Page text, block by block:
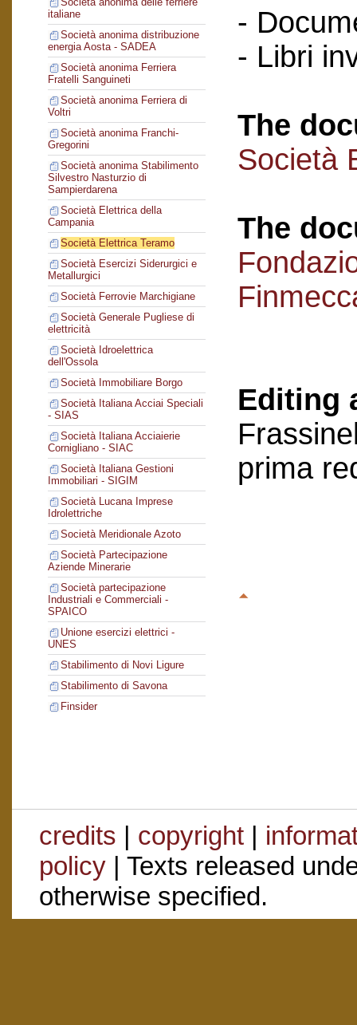
italiane
Società anonima distribuzione
energia Aosta - SADEA
Società anonima Ferriera
Fratelli Sanguineti
Società anonima Ferriera di
Voltri
Società anonima Franchi-
Gregorini
Società anonima Stabilimento
Silvestro Nasturzio di
Sampierdarena
Società Elettrica della
Campania
Società Elettrica Teramo
Società Esercizi Siderurgici e
Metallurgici
Società Ferrovie Marchigiane
Società Generale Pugliese di
elettricità
Società Idroelettrica
dell'Ossola
Società Immobiliare Borgo
Società Italiana Acciai Speciali
- SIAS
Società Italiana Acciaierie
Cornigliano - SIAC
Società Italiana Gestioni
Immobiliari - SIGIM
Società Lucana Imprese
Idrolettriche
Società Meridionale Azoto
Società Partecipazione
Aziende Minerarie
Società partecipazione
Industriali e Commerciali -
SPAICO
Unione esercizi elettrici -
UNES
Stabilimento di Novi Ligure
Stabilimento di Savona
Finsider
-
- Libri
The
Società
The
Editing
prima
credits | copyright|
policy| Texts released
otherwise specified.